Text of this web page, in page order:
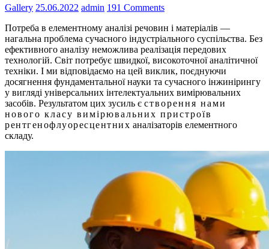
Gallery 25.06.2022 admin 191 Comments
Потреба в елементному аналізі речовин і матеріалів —
нагальна проблема сучасного індустріального суспільства. Без
ефективного аналізу неможлива реалізація передових
технологій. Світ потребує швидкої, високоточної аналітичної
техніки. І ми відповідаємо на цей виклик, поєднуючи
досягнення фундаментальної науки та сучасного інжинірингу
у вигляді універсальних інтелектуальних вимірювальних
засобів. Результатом цих зусиль є створення нами
нового класу вимірювальних пристроїв
рентгенофлуоресцентних аналізаторів елементного
складу.